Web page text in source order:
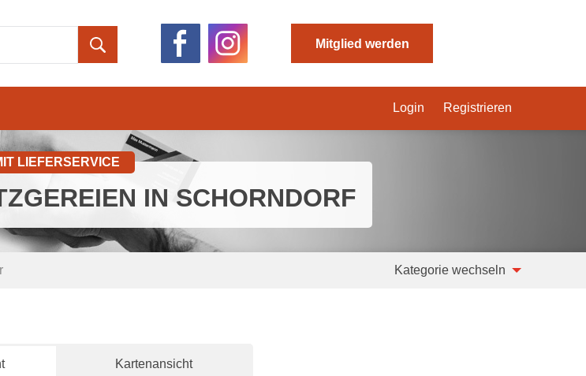
Mitglied werden
Login Registrieren
LIEFERSERVICE
IN SCHORNDORF
Kategorie wechseln
Kartenansicht